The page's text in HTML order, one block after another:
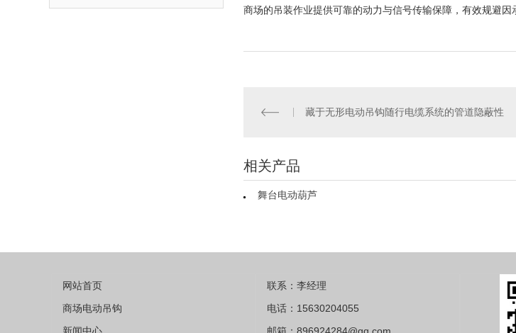
商场的吊装作业提供可靠的动力与信号传输保障，有效规避因
藏于无形电动吊钩随行电缆系统的管道隐蔽性
相关产品
舞台电动葫芦
网站首页
商场电动吊钩
联系：李经理
电话：15630204055